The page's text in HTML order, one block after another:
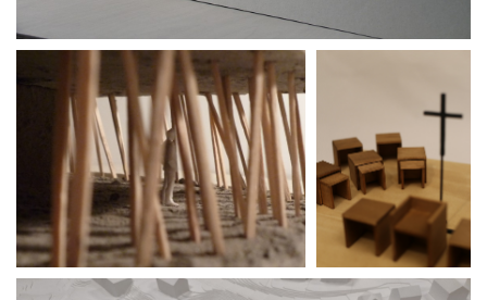
Projekte
Lehre
Büro
Juri
Troy
Team
Vorträge
Ausstellungen